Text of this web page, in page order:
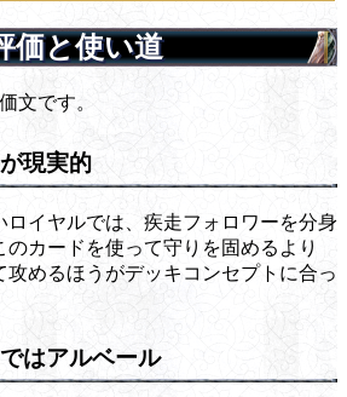
価と使い道
文です。
現実的
ロイヤルでは、疾走フォロワーを分身
のカードを使って守りを固めるより
攻めるほうがデッキコンセプトに合っ
はアルベール